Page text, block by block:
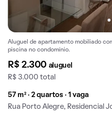
Aluguel de apartamento mobiliado
piscina no condomínio.
R$ 2.300 aluguel
R$ 3.000 total
57 m² · 2 quartos · 1 vaga
Rua Porto Alegre, Residencial